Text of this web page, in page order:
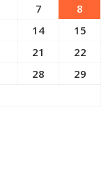
7
8
14
15
21
22
28
29